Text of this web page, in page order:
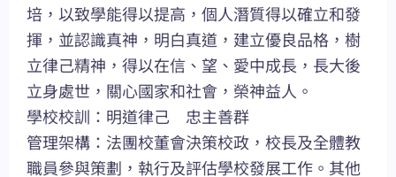
培，以致學能得以提高，個人潛質得以確立和發
揮，並認識真神，明白真道，建立優良品格，樹
立律己精神，得以在信、望、愛中成長，長大後
立身處世，關心國家和社會，榮神益人。
學校校訓：明道律己 忠主善群
管理架構：法團校董會決策校政，校長及全體教
職員參與策劃，執行及評估學校發展工作。其他